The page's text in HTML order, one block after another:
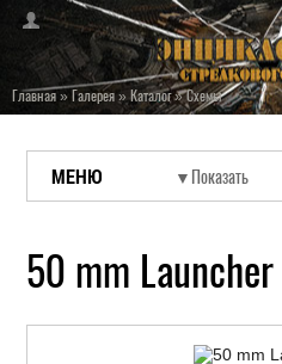
Главная»Галерея»Каталог»Схемы
МЕНЮ
50 mm Launcher